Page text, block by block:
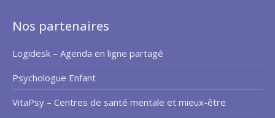
Nos partenaires
Logidesk – Agenda en ligne partagé
Psychologue Enfant
VitaPsy – Centres de santé mentale et mieux-être